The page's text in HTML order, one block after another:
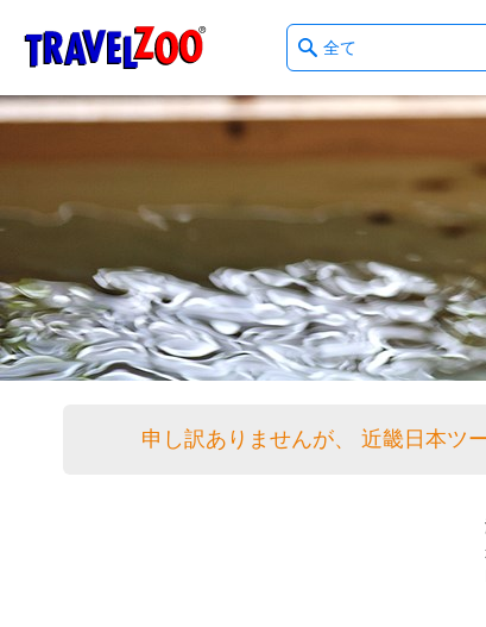
Travelzoo
What
type
deals?
申し訳ありませんが、 近畿日本ツ